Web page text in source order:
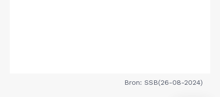
Bron: SSB(26-08-2024)